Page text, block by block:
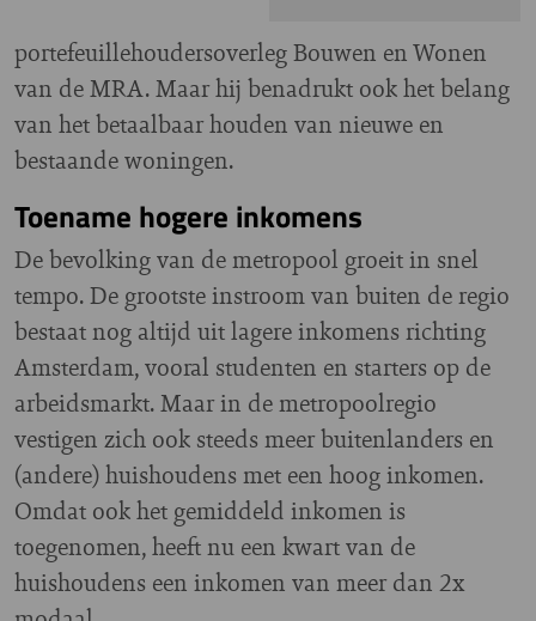
portefeuillehoudersoverleg Bouwen en Wonen
van de MRA. Maar hij benadrukt ook het belang
van het betaalbaar houden van nieuwe en
bestaande woningen.
Toename hogere inkomens
De bevolking van de metropool groeit in snel
tempo. De grootste instroom van buiten de regio
bestaat nog altijd uit lagere inkomens richting
Amsterdam, vooral studenten en starters op de
arbeidsmarkt. Maar in de metropoolregio
vestigen zich ook steeds meer buitenlanders en
(andere) huishoudens met een hoog inkomen.
Omdat ook het gemiddeld inkomen is
toegenomen, heeft nu een kwart van de
huishoudens een inkomen van meer dan 2x